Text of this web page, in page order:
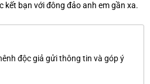
kết bạn với đông đảo anh em gần xa.
độc giả gửi thông tin và góp ý